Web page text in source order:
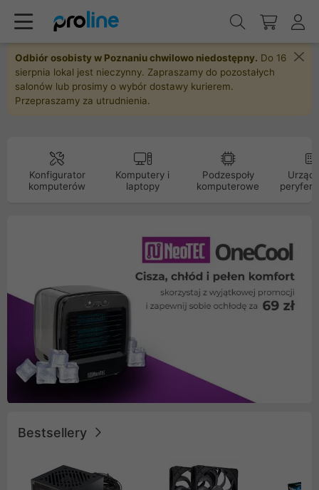
Odbiór osobisty w Poznaniu chwilowo niedostępny. Do 16
sierpnia lokal jest nieczynny. Zapraszamy do pozostałych
salonów lub prosimy o wybór dostawy kurierem.
Przepraszamy za utrudnienia.
Konfigurator
komputerów
Komputery i
laptopy
Podzespoły
komputerowe
Bestsellery